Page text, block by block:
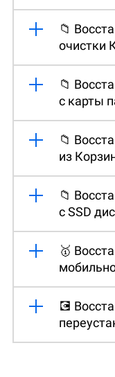
📁
очистки
📁
с карты
📁
из
📁
с SSD
🥇
💽